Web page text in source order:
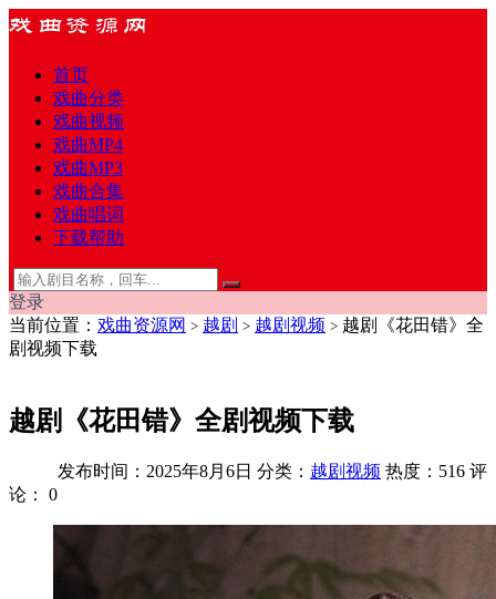
首页
戏曲分类
戏曲视频
戏曲MP4
戏曲MP3
戏曲合集
戏曲唱词
下载帮助
登录
当前位置： 戏曲资源网 > 越剧 > 越剧视频 > 越剧《花田错》全
剧视频下载
越剧《花田错》全剧视频下载
发布时间：2025年8月6日 分类： 越剧视频 热度：516 评
论：
0